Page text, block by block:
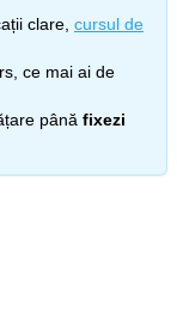
clare, cursul de
ce mai ai de
până fixezi